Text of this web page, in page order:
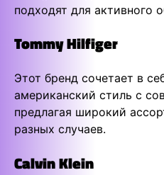
подходят для активного
Tommy Hilfiger
Этот бренд сочетает в
американский стиль с
предлагая широкий
разных случаев.
Calvin Klein